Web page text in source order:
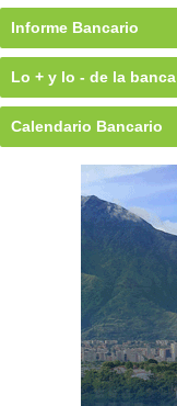
Informe Bancario
Lo + y lo - de la banca
Calendario Bancario